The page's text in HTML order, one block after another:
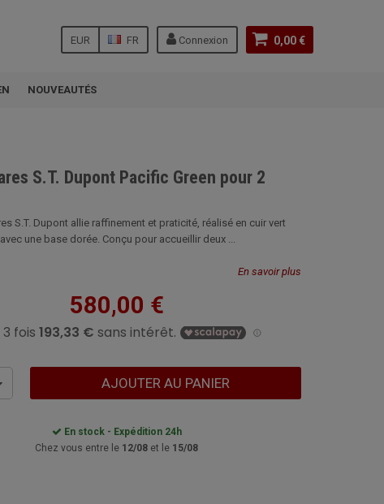
0,00 €
Connexion
FR
EUR
NOUVEAUTÉS
S.T. Dupont Pacific Green pour 2
S.T. Dupont allie raffinement et praticité, réalisé en cuir vert
une base dorée. Conçu pour accueillir deux ...
En savoir plus
580,00 €
AJOUTER AU PANIER
En stock - Expédition 24h
Chez vous entre le 12/08 et le 15/08